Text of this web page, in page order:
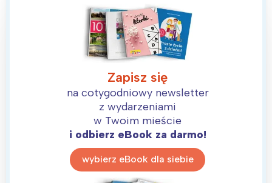
Zapisz się
na cotygodniowy newsletter
z wydarzeniami
w Twoim mieście
i odbierz eBook za darmo!
wybierz eBook dla siebie
Interesują mnie wydarzenia z
tego regionu:
Warszawa
Trójmiasto
Poznań
Wrocław
Śląsk
Kraków
Południe
Północ
Wszystkie